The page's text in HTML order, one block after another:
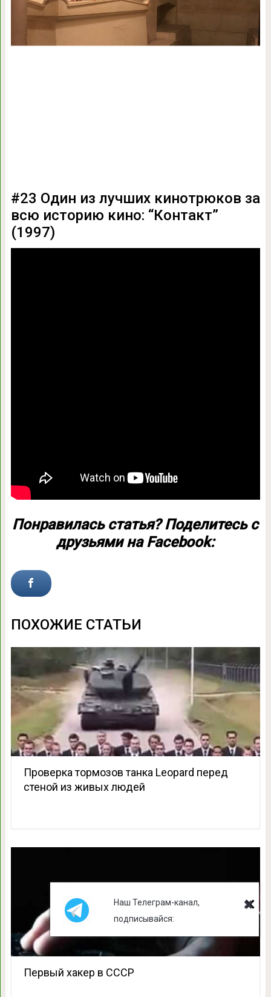
#23 Один из лучших кинотрюков за
всю историю кино: “Контакт”
(1997)
Понравилась статья? Поделитесь с
друзьями на Facebook:
ПОХОЖИЕ СТАТЬИ
Проверка тормозов танка Leopard перед
стеной из живых людей
Первый хакер в СССР
Наш Телеграм-канал,
подписывайся: